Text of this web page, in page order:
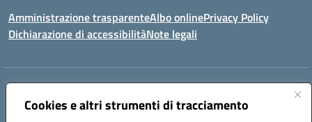
Cookies e altri strumenti di tracciamento
Amministrazione trasparenteAlbo onlinePrivacy Policy
Dichiarazione di accessibilitàNote legali
Indirizzo:
Centralino:0923993485 Email:tpic84500v@istruzione.it